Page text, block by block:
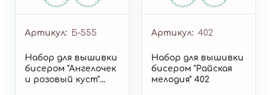
Артикул Б-555
Набор для вышивки
бисером "Ангелочек
и розовый куст"
Артикул 402
Набор для вышивки
бисером "Райская
мелодия" 402